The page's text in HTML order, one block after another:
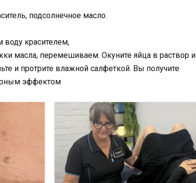
подсолнечное масло.
воду красителем,
масла, перемешиваем. Окуните яйца в раствор и
и протрите влажной салфеткой. Вы получите
эффектом